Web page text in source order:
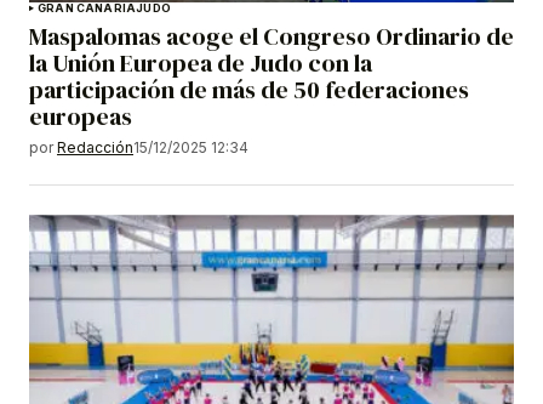
GRAN CANARIAJUDO
Maspalomas acoge el Congreso Ordinario de
la Unión Europea de Judo con la
participación de más de 50 federaciones
europeas
por Redacción15/12/2025 12:34